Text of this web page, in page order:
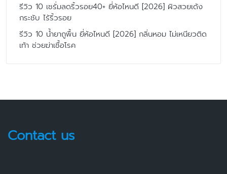
รีวิว 10 เซรั่มลดริ้วรอย40+ ยี่ห้อไหนดี [2026] ผิวสวยเด้ง
กระชับ ไร้ริ้วรอย
รีวิว 10 น้ำยาถูพื้น ยี่ห้อไหนดี [2026] กลิ่นหอม ไม่เหนียวติด
เท้า ช่วยฆ่าเชื้อโรค
Contact us